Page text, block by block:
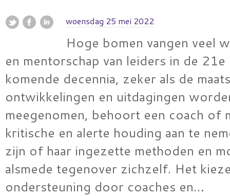
woensdag 25 mei 2022
Hoge bomen vangen veel
en mentorschap van leiders in de
komende decennia, zeker als de
ontwikkelingen en uitdagingen
meegenomen, behoort een coach of
kritische en alerte houding aan te
zijn of haar ingezette methoden en
alsmede tegenover zichzelf. Het
ondersteuning door coaches en…